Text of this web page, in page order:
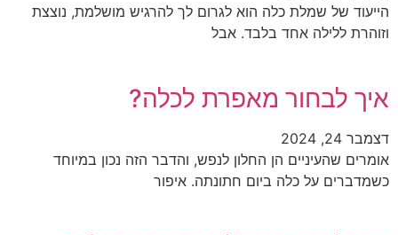
הייעוד של שמלת כלה הוא לגרום לך להרגיש מושלמת, נוצצת
וזוהרת ללילה אחד בלבד. אבל
איך לבחור מאפרת לכלה?
דצמבר 24, 2024
אומרים שהעיניים הן החלון לנפש, והדבר הזה נכון במיוחד
כשמדברים על כלה ביום חתונתה. איפור